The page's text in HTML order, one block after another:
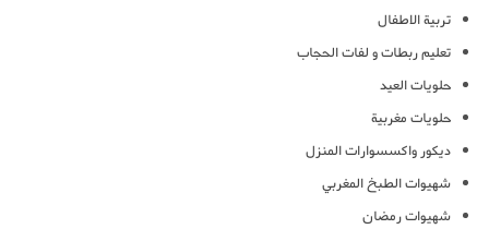
تربية الاطفال
تعليم ربطات و لفات الحجاب
حلويات العيد
حلويات مغربية
ديكور واكسسوارات المنزل
شهيوات الطبخ المغربي
شهيوات رمضان